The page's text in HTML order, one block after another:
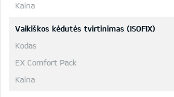
Vaikiškos kėdutės tvirtinimas (ISOFIX)